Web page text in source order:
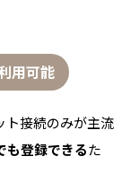
用可能
ト接続のみが主流
も登録できるた